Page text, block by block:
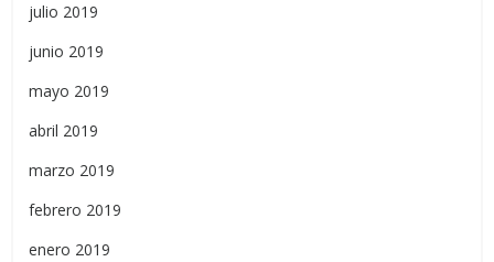
julio 2019
junio 2019
mayo 2019
abril 2019
marzo 2019
febrero 2019
enero 2019